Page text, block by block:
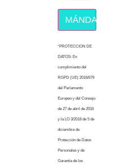
MÁNDAME
“PROTECCION DE
DATOS: En
cumplimiento del
RGPD (UE) 2016/679
del Parlamento
Europeo y del Consejo
de 27 de abril de 2016
y la LO 3/2018 de 5 de
diciembre de
Protección de Datos
Personales y de
Garantía de los